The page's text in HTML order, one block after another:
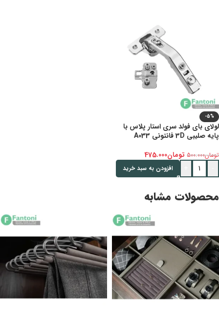
-5%
لولای بای فولد سری استار پلاس با
پایه صلیبی 3D فانتونی A033
تومان500.000 تومان475.000
افزودن به سبد خرید
محصولات مشابه